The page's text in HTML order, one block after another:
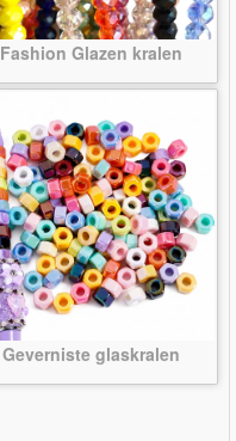
Fashion Glazen kralen
Geverniste glaskralen